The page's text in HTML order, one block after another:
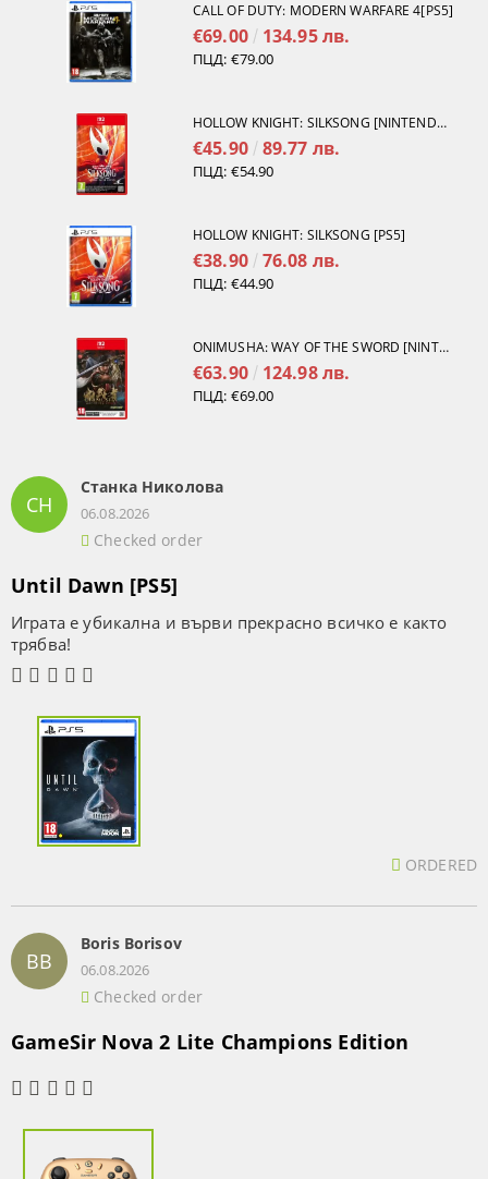
CALL OF DUTY: MODERN WARFARE 4[PS5]
€69.00 134.95 лв.
ПЦД: €79.00
HOLLOW KNIGHT: SILKSONG [NINTENDO SWITCH 2]
€45.90 89.77 лв.
ПЦД: €54.90
HOLLOW KNIGHT: SILKSONG [PS5]
€38.90 76.08 лв.
ПЦД: €44.90
ONIMUSHA: WAY OF THE SWORD [NINTENDO SWITCH 2]
€63.90 124.98 лв.
ПЦД: €69.00
СН
Станка Николова
06.08.2026
Checked order
Until Dawn [PS5]
Играта е убикална и върви прекрасно всичко е както
трябва!
ORDERED
BB
Boris Borisov
06.08.2026
Checked order
GameSir Nova 2 Lite Champions Edition